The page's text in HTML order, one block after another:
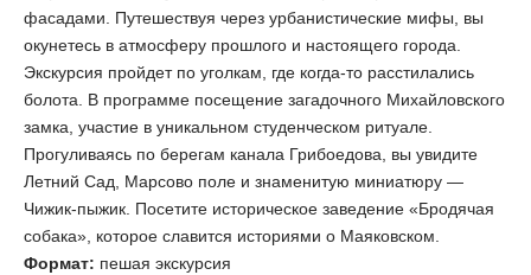
фасадами. Путешествуя через урбанистические мифы, вы
окунетесь в атмосферу прошлого и настоящего города.
Экскурсия пройдет по уголкам, где когда-то расстилались
болота. В программе посещение загадочного Михайловского
замка, участие в уникальном студенческом ритуале.
Прогуливаясь по берегам канала Грибоедова, вы увидите
Летний Сад, Марсово поле и знаменитую миниатюру —
Чижик-пыжик. Посетите историческое заведение «Бродячая
собака», которое славится историями о Маяковском.
Формат: пешая экскурсия